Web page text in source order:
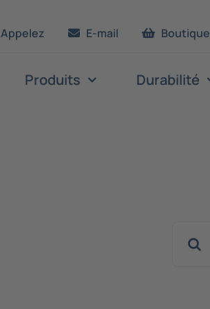
Appelez E-mail Boutique
Produits Durabilité